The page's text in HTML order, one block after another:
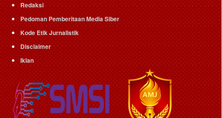
Redaksi
Pedoman Pemberitaan Media Siber
Kode Etik Jurnalistik
Disclaimer
Iklan